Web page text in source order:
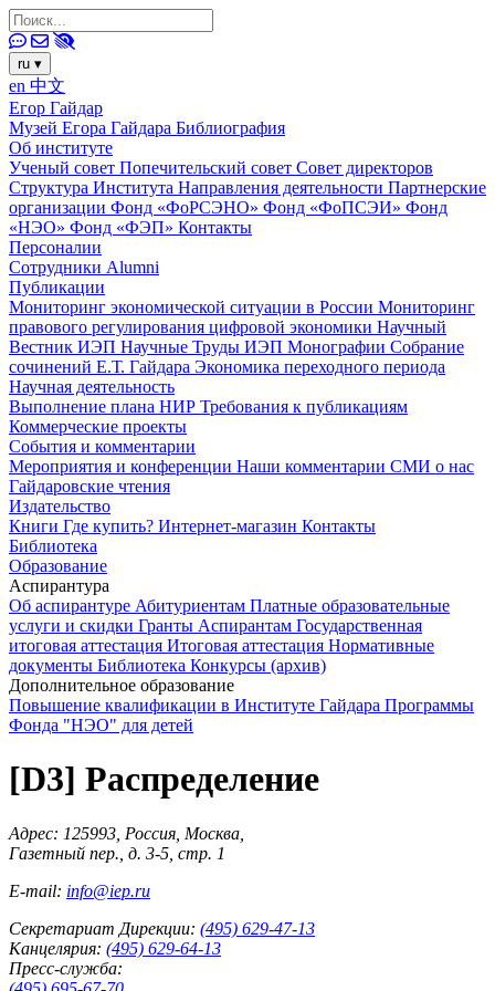
ru ▾
en 中文
Егор Гайдар
Музей Егора Гайдара Библиография
Об институте
Ученый совет Попечительский совет Совет директоров
Структура Института Направления деятельности Партнерские
организации Фонд «ФоРСЭНО» Фонд «ФоПСЭИ» Фонд
«НЭО» Фонд «ФЭП» Контакты
Персоналии
Сотрудники Alumni
Публикации
Мониторинг экономической ситуации в России Мониторинг
правового регулирования цифровой экономики Научный
Вестник ИЭП Научные Труды ИЭП Монографии Собрание
сочинений Е.Т. Гайдара Экономика переходного периода
Научная деятельность
Выполнение плана НИР Требования к публикациям
Коммерческие проекты
События и комментарии
Мероприятия и конференции Наши комментарии СМИ о нас
Гайдаровские чтения
Издательство
Книги Где купить? Интернет-магазин Контакты
Библиотека
Образование
Аспирантура
Об аспирантуре Абитуриентам Платные образовательные
услуги и скидки Гранты Аспирантам Государственная
итоговая аттестация Итоговая аттестация Нормативные
документы Библиотека Конкурсы (архив)
Дополнительное образование
Повышение квалификации в Институте Гайдара Программы
Фонда "НЭО" для детей
[D3] Распределение
Адрес: 125993, Россия, Москва,
Газетный пер., д. 3-5, стр. 1
E-mail: info@iep.ru
Секретариат Дирекции: (495) 629-47-13
Канцелярия: (495) 629-64-13
Пресс-служба: